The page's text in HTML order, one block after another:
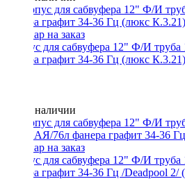
Корпус для сабвуфера 12" Ф/И труба
фанера графит 34-36 Гц (люкс К.3.21)
Нет в наличии
Корпус для сабвуфера 12" Ф/И
фанера графит 34-36 Гц /Deadpool